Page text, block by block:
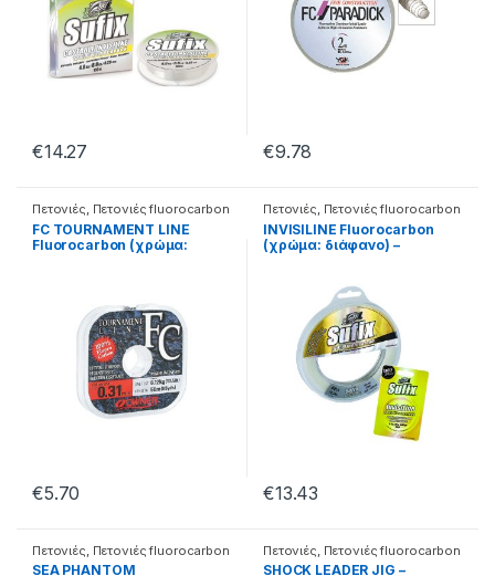
€14.27 €9.78
Πετονιές, Πετονιές fluorocarbon
FC TOURNAMENT LINE
Fluorocarbon (χρώμα:
€5.70
Πετονιές, Πετονιές fluorocarbon
INVISILINE Fluorocarbon
(χρώμα: διάφανο) –
€13.43
Πετονιές Πετονιές fluorocarbon
SEA PHANTOM
Πετονιές Πετονιές fluorocarbon
SHOCK LEADER JIG –